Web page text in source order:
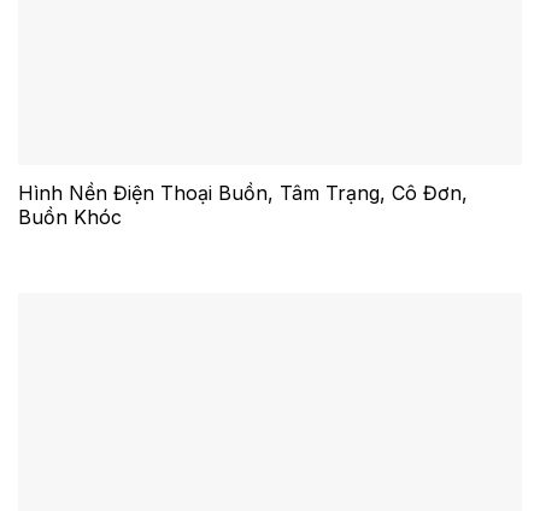
Hình Nền Điện Thoại Buồn, Tâm Trạng, Cô Đơn,
Buồn Khóc